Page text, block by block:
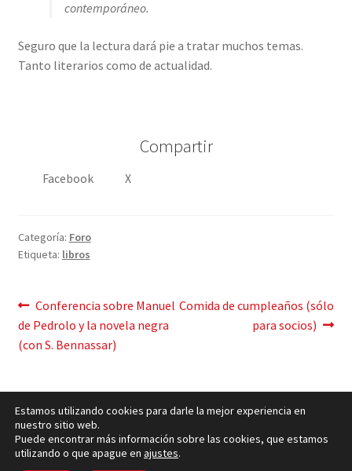
contemporáneo.
Seguro que la lectura dará pie a tratar muchos temas.
Tanto literarios como de actualidad.
Compartir
Facebook X
Categoría: Foro
Etiqueta: libros
Mensaje
de
Publicación
anterior:
Conferencia sobre Manuel
de Pedrolo y la novela negra
(con S. Bennassar)
Siguiente
Comida de cumpleaños (sólo
para socios)
Política de cookies – © Ccluxemburgo 2006 - 2026 –
Estamos utilizando cookies para darle la mejor experiencia en
nuestro sitio web.
Puede encontrar más información sobre las cookies, que estamos
utilizando o que apague en ajustes.